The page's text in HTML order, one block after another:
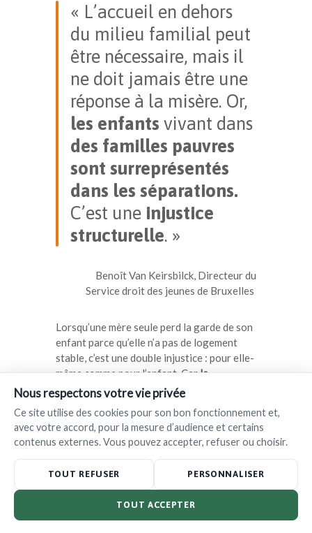
« L’accueil en dehors
du milieu familial peut
être nécessaire, mais il
ne doit jamais être une
réponse à la misère. Or,
les enfants vivant dans
des familles pauvres
sont surreprésentés
dans les séparations.
C’est une injustice
structurelle. »
Benoît Van Keirsbilck, Directeur du
Service droit des jeunes de Bruxelles
Lorsqu’une mère seule perd la garde de son
enfant parce qu’elle n’a pas de logement
stable, c’est une double injustice : pour elle-
même comme pour l’enfant. Carle
placement ne marque pas la fin d’un épisode
difficile
, il en ouvre souvent un autre, plus
long, plus complexe et plus douloureux. Et
quand un·e premier·e enfant a été éloigné·e,
la suspicion s’installe. Le regard des
institutions devient plus lourd,
placement d’un·e autre enfant s’accroît,
Nous respectons votre vie privée
Ce site utilise des cookies pour son bon fonctionnement et,
avec votre accord, pour la mesure d’audience et certains
contenus externes. Vous pouvez accepter, refuser ou choisir.
TOUT REFUSER PERSONNALISER
TOUT ACCEPTER